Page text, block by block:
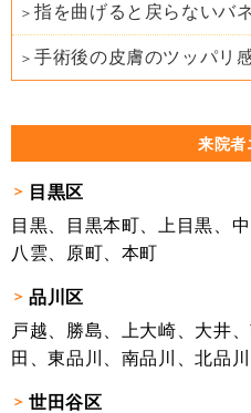
指を曲げると戻らないバ
手術後の皮膚のツッパリ
来院者
目黒区
目黒、目黒本町、上目黒、
八雲、原町、本町
品川区
戸越、勝島、上大崎、大井
田、東品川、南品川、北品川
世田谷区